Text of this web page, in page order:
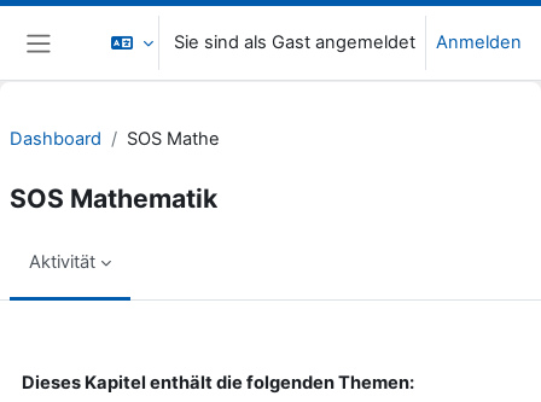
Zum Hauptinhalt
Website-Übersicht
Sie sind als Gast angemeldet Anmelden
Dashboard SOS Mathe
SOS Mathematik
Aktivität
Dieses Kapitel enthält die folgenden Themen: